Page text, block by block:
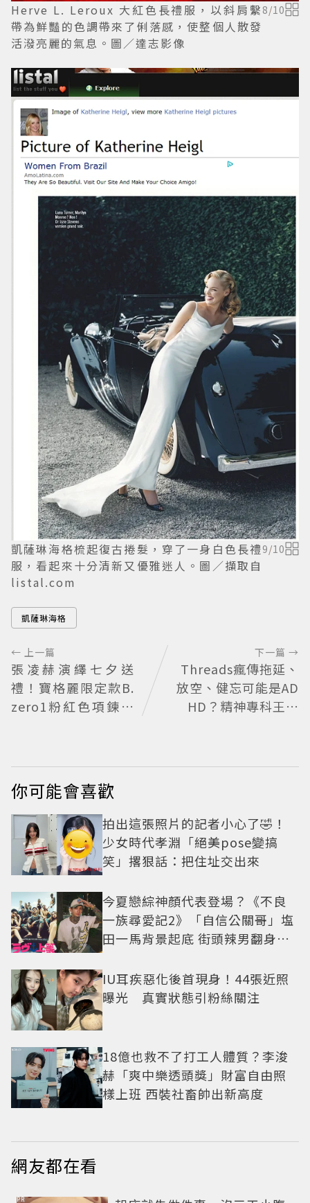
Herve L. Leroux 大紅色長禮服，以斜肩繫
帶為鮮豔的色調帶來了俐落感，使整個人散發
活潑亮麗的氣息。圖／達志影像
8/10
凱薩琳海格梳起復古捲髮，穿了一身白色長禮
服，看起來十分清新又優雅迷人。圖／擷取自
listal.com
9/10
凱薩琳海格
← 上一篇
張凌赫演繹七夕送
禮！寶格麗限定款B.
zero1粉紅色項鍊甜
下一篇 →
Threads瘋傳拖延、
放空、健忘可能是AD
HD？精神專科王韋
你可能會喜歡
拍出這張照片的記者小心了🤣！
少女時代孝淵「絕美pose變搞
笑」撂狠話：把住址交出來
今夏戀綜神顏代表登場？《不良
一族尋愛記2》「自信公關哥」塩
田一馬背景起底 街頭辣男翻身當
IU耳疾惡化後首現身！44張近照
曝光 真實狀態引粉絲關注
18億也救不了打工人體質？李浚
赫「爽中樂透頭獎」財富自由照
樣上班 西裝社畜帥出新高度
網友都在看
PR